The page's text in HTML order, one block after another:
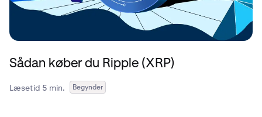
Sådan køber du Ripple (XRP)
Læsetid 5 min. Begynder